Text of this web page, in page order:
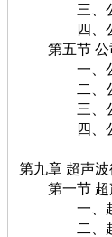
三、公
四、公司
第五节 公
一、公
二、公司
三、公
四、公司
第九章 超声
第一节 超声
一、超声
二、超声